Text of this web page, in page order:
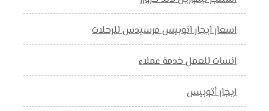
اسعار ايجار اتوبيس مرسيدس للرحلات
انسات للعمل خدمة عملاء
ايجار أتوبيس